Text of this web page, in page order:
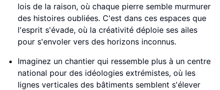
lois de la raison, où chaque pierre semble murmurer
des histoires oubliées. C'est dans ces espaces que
l'esprit s'évade, où la créativité déploie ses ailes
pour s'envoler vers des horizons inconnus.
Imaginez un chantier qui ressemble plus à un centre
national pour des idéologies extrémistes, où les
lignes verticales des bâtiments semblent s'élever